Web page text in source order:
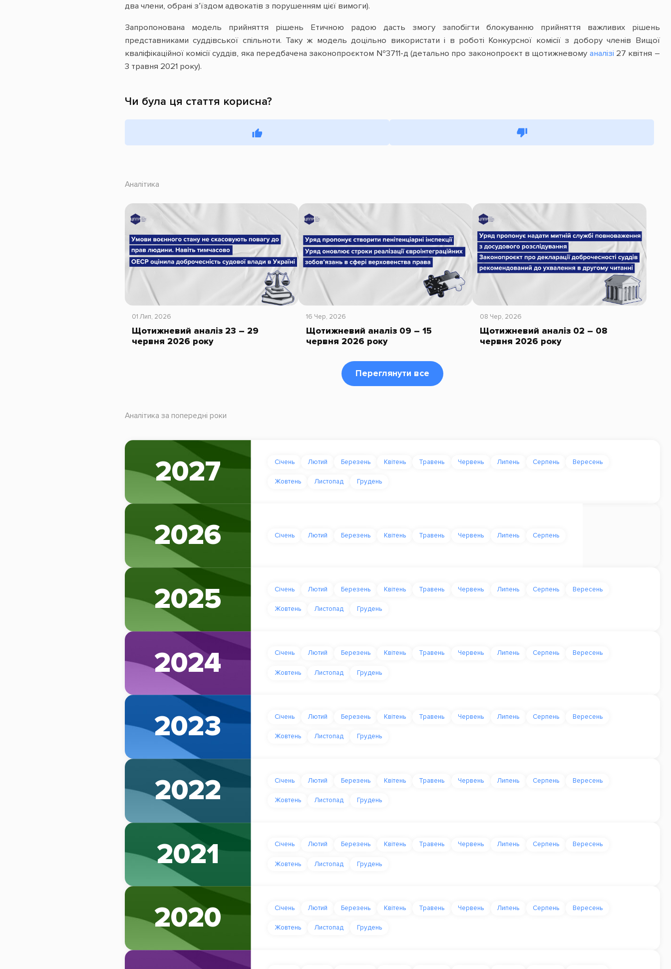
два члени, обрані з’їздом адвокатів з порушенням цієї вимоги).
Запропонована модель прийняття рішень Етичною радою дасть змогу запобігти блокуванню прийняття важливих рішень
представниками суддівської спільноти. Таку ж модель доцільно використати і в роботі Конкурсної комісії з добору членів Вищої
кваліфікаційної комісії суддів, яка передбачена законопроєктом №3711-д (детально про законопроєкт в щотижневому аналізі 27 квітня –
3 травня 2021 року).
Чи була ця стаття корисна?
Аналітика
01 Лип, 2026
Щотижневий аналіз 23 – 29
червня 2026 року
16 Чер, 2026
Щотижневий аналіз 09 – 15
червня 2026 року
08 Чер, 2026
Щотижневий аналіз 02 – 08
червня 2026 року
Переглянути все
Аналітика за попередні роки
2027 Січень Лютий Березень Квітень Травень Червень Липень Серпень Вересень
Жовтень Листопад Грудень
2026 Січень Лютий Березень Квітень Травень Червень Липень Серпень
2025 Січень Лютий Березень Квітень Травень Червень Липень Серпень Вересень
Жовтень Листопад Грудень
2024 Січень Лютий Березень Квітень Травень Червень Липень Серпень Вересень
Жовтень Листопад Грудень
2023 Січень Лютий Березень Квітень Травень Червень Липень Серпень Вересень
Жовтень Листопад Грудень
2022 Січень Лютий Березень Квітень Травень Червень Липень Серпень Вересень
Жовтень Листопад Грудень
2021 Січень Лютий Березень Квітень Травень Червень Липень Серпень Вересень
Жовтень Листопад Грудень
2020 Січень Лютий Березень Квітень Травень Червень Липень Серпень Вересень
Жовтень Листопад Грудень